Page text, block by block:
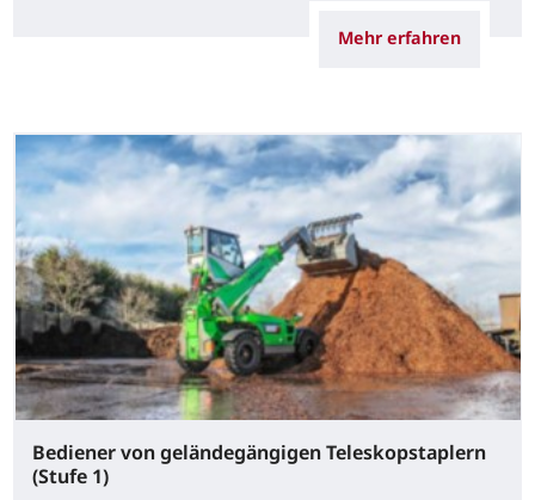
Mehr erfahren
Bediener von geländegängigen Teleskopstaplern
(Stufe 1)